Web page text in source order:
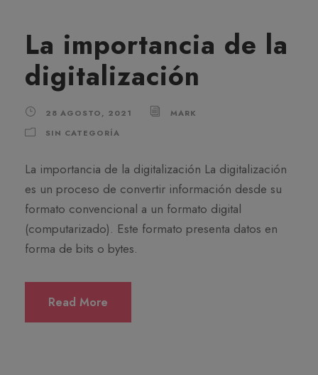
La importancia de la
digitalización
28 AGOSTO, 2021
MARK
SIN CATEGORÍA
La importancia de la digitalización La digitalización
es un proceso de convertir información desde su
formato convencional a un formato digital
(computarizado). Este formato presenta datos en
forma de bits o bytes.
Read More